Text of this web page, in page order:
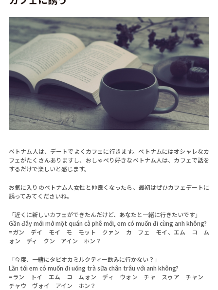
ベトナム人は、デートでよくカフェに行きます。ベトナムにはオシャレなカ
フェがたくさんありますし、おしゃべり好きなベトナム人は、カフェで話を
するだけで楽しいと感じます。
お気に入りのベトナム人女性と仲良くなったら、最初はぜひカフェデートに
誘ってみてくださいね。
「近くに新しいカフェができたんだけど、あなたと一緒に行きたいです」
Gần đây mới mở một quán cà phê mới, em có muốn đi cùng anh không?
=ガン デイ モイ モ モット クァン カ フェ モイ、エム コ ム
ォン ディ クン アイン ホン？
「今度、一緒にタピオカミルクティー飲みに行かない？」
Lần tới em có muốn đi uống trà sữa chân trâu với anh không?
=ラン トイ エム コ ムォン ディ ウォン チャ スゥア チャン
チャウ ヴォイ アイン ホン？